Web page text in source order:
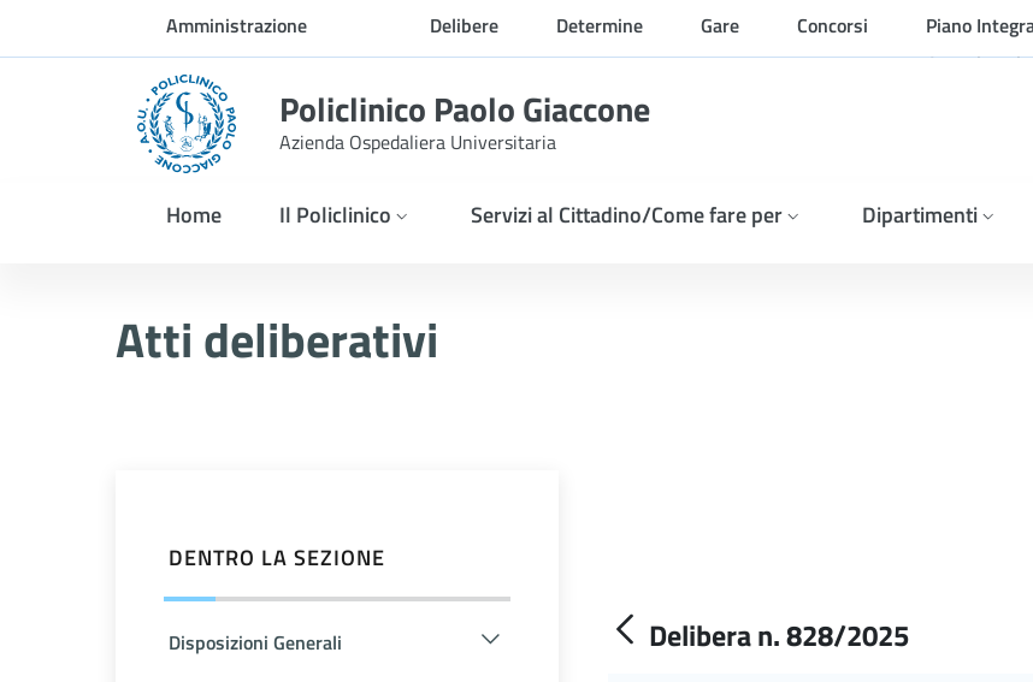
Skip to Main ContentAmministrazione
trasparente
Delibere Determine Gare Concorsi
Piano
Policlinico Paolo Giaccone
Azienda Ospedaliera Universitaria
Home Il Policlinico Servizi al Cittadino/Come fare per Dipartimenti
Atti deliberativi
DENTRO LA SEZIONE
Disposizioni Generali Delibera n. 828/2025